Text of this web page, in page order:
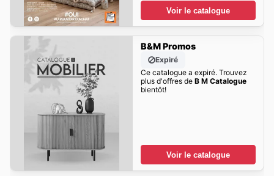
Voir le catalogue
B&M Promos
Expiré
Ce catalogue a expiré. Trouvez
plus d'offres de B M Catalogue
bientôt!
Voir le catalogue